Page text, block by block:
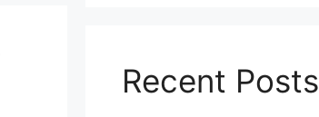
Recent Posts